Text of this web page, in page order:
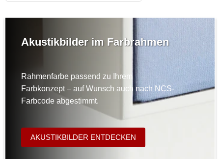
Akustikbilder im Farbrahmen
Rahmenfarbe passend zu Ihrem
Farbkonzept – auf Wunsch auch nach NCS-
Farbcode abgestimmt.
AKUSTIKBILDER ENTDECKEN